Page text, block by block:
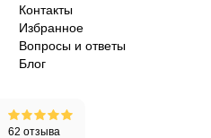
Контакты
Избранное
Вопросы и ответы
Блог
62 отзыва